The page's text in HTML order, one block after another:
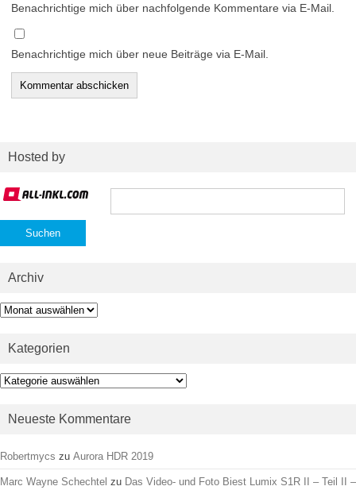
Benachrichtige mich über nachfolgende Kommentare via E-Mail.
Benachrichtige mich über neue Beiträge via E-Mail.
Hosted by
Suchen
Archiv
Archiv
Kategorien
Kategorien
Neueste Kommentare
Robertmycs zu Aurora HDR 2019
Marc Wayne Schechtel zu Das Video- und Foto Biest Lumix S1R II – Teil II –